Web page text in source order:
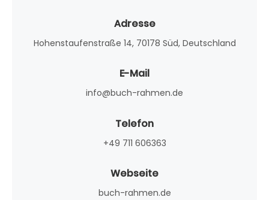
Adresse
Hohenstaufenstraße 14, 70178 Süd, Deutschland
E-Mail
info@buch-rahmen.de
Telefon
+49 711 606363
Webseite
buch-rahmen.de